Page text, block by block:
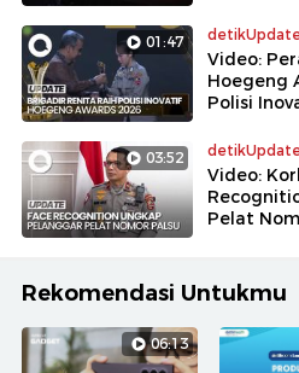
01:47
Video:
Hoegeng
Polisi
03:52
Video:
Pelat
Rekomendasi Untukmu
06:13